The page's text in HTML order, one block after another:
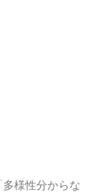
様性分からな